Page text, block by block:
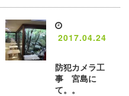
2017.04.24
防犯カメラ工
事 宮島に
て。。